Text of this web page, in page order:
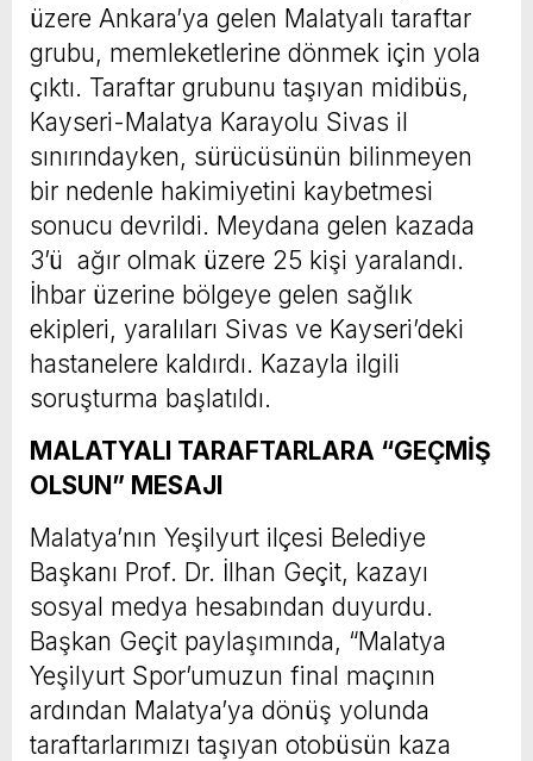
üzere Ankara’ya gelen Malatyalı taraftar
grubu, memleketlerine dönmek için yola
çıktı. Taraftar grubunu taşıyan midibüs,
Kayseri-Malatya Karayolu Sivas il
sınırındayken, sürücüsünün bilinmeyen
bir nedenle hakimiyetini kaybetmesi
sonucu devrildi. Meydana gelen kazada
3’ü ağır olmak üzere 25 kişi yaralandı.
İhbar üzerine bölgeye gelen sağlık
ekipleri, yaralıları Sivas ve Kayseri’deki
hastanelere kaldırdı. Kazayla ilgili
soruşturma başlatıldı.
MALATYALI TARAFTARLARA “GEÇMİŞ
OLSUN” MESAJI
Malatya’nın Yeşilyurt ilçesi Belediye
Başkanı Prof. Dr. İlhan Geçit, kazayı
sosyal medya hesabından duyurdu.
Başkan Geçit paylaşımında, “Malatya
Yeşilyurt Spor’umuzun final maçının
ardından Malatya’ya dönüş yolunda
taraftarlarımızı taşıyan otobüsün kaza